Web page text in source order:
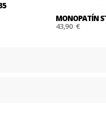
MONOPATÍN
43,90 €